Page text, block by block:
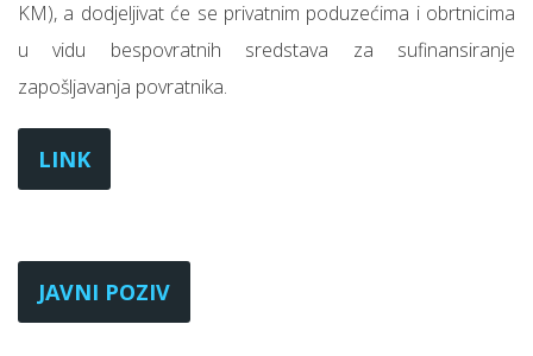
KM), a dodjeljivat će se privatnim poduzećima i obrtnicima
u vidu bespovratnih sredstava za sufinansiranje
zapošljavanja povratnika.
LINK
JAVNI POZIV